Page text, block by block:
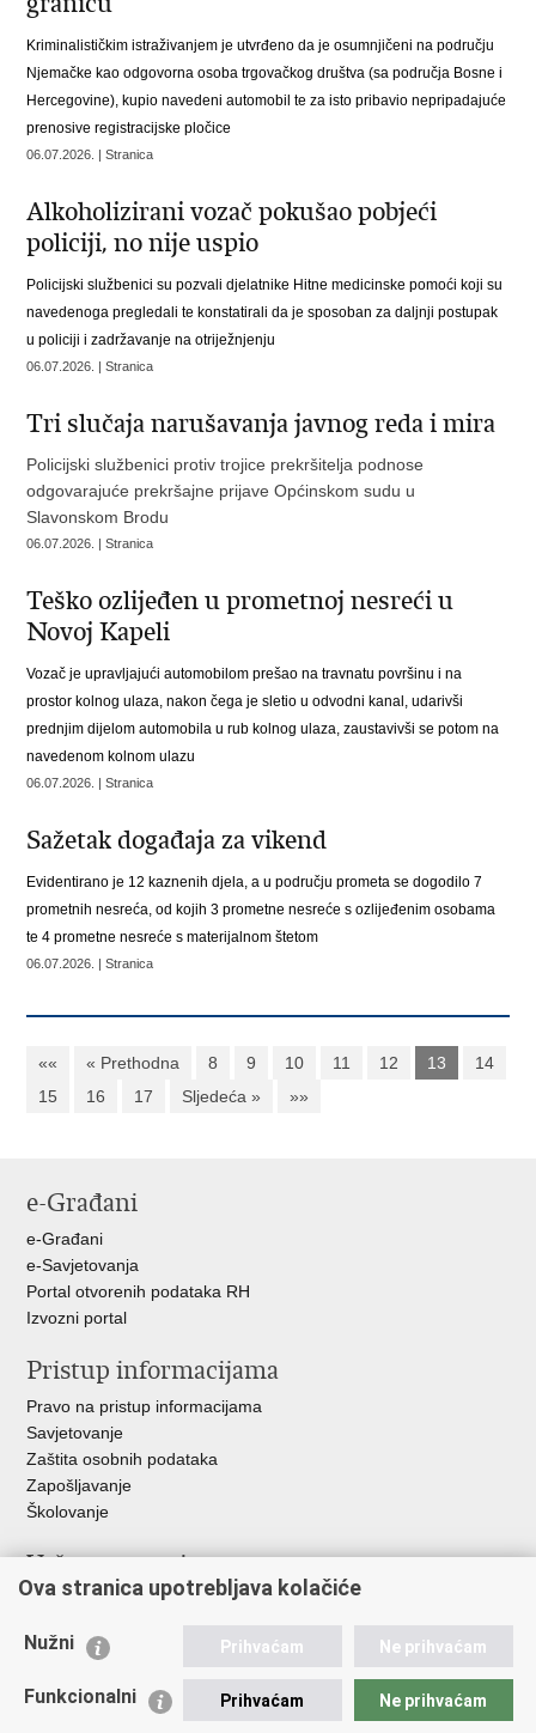
Kriminalističkim istraživanjem je utvrđeno da je osumnjičeni na području
Njemačke kao odgovorna osoba trgovačkog društva (sa područja Bosne i
Hercegovine), kupio navedeni automobil te za isto pribavio nepripadajuće
prenosive registracijske pločice
06.07.2026. | Stranica
Alkoholizirani vozač pokušao pobjeći
policiji, no nije uspio
Policijski službenici su pozvali djelatnike Hitne medicinske pomoći koji su
navedenoga pregledali te konstatirali da je sposoban za daljnji postupak
u policiji i zadržavanje na otriježnjenju
06.07.2026. | Stranica
Tri slučaja narušavanja javnog reda i mira
Policijski službenici protiv trojice prekršitelja podnose
odgovarajuće prekršajne prijave Općinskom sudu u
Slavonskom Brodu
06.07.2026. | Stranica
Teško ozlijeđen u prometnoj nesreći u
Novoj Kapeli
Vozač je upravljajući automobilom prešao na travnatu površinu i na
prostor kolnog ulaza, nakon čega je sletio u odvodni kanal, udarivši
prednjim dijelom automobila u rub kolnog ulaza, zaustavivši se potom na
navedenom kolnom ulazu
06.07.2026. | Stranica
Sažetak događaja za vikend
Evidentirano je 12 kaznenih djela, a upodručju prometa se dogodilo 7
prometnih nesreća, od kojih 3 prometne nesreće s ozlijeđenim osobama
te 4 prometne nesreće s materijalnom štetom
06.07.2026. | Stranica
«« « Prethodna 8 9 10 11 12 13
14
15
16 17 Sljedeća » »»
e-Građani
e-Građani
e-Savjetovanja
Portal otvorenih podataka RH
Izvozni portal
Pristup informacijama
Pravo na pristup informacijama
Savjetovanje
Zaštita osobnih podataka
Zapošljavanje
Školovanje
Važne poveznice
Ministarstvo unutarnjih poslova
Udruge
Policijska akademija
Ova stranica upotrebljava kolačiće
Nužni Prihvaćam Ne prihvaćam
Funkcionalni Prihvaćam Ne prihvaćam